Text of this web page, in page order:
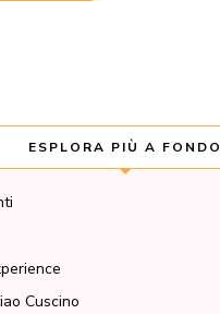
ESPLORA PIÙ A FONDO
Cuscino